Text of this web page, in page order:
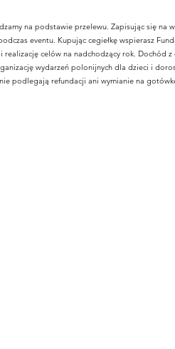
na podstawie przelewu. Zapisując się na
eventu. Kupując cegiełkę wspierasz
i realizację celów na nadchodzący rok. Dochód z
wydarzeń polonijnych dla dzieci i
podlegają refundacji ani wymianie na